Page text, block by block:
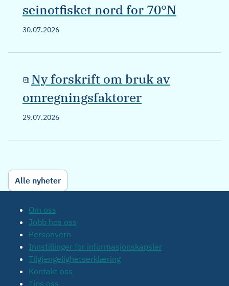
seinotfisket nord for 70°N
30.07.2026
Ny forskrift om bruk av
omregningsfaktorer
29.07.2026
Alle nyheter
Om oss
Jobb hos oss
Personvern
Innstillinger for informasjonskapsler
Tilgjengelighetserklæring
Kontakt oss
Tips oss